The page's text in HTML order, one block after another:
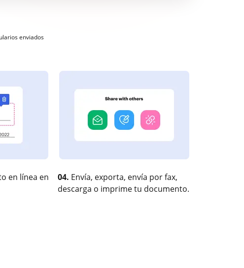
enviados
en línea en
04. Envía, exporta, envía por fax,
descarga o imprime tu documento.